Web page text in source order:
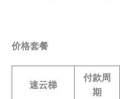
价格套餐
速云梯
付款周
期